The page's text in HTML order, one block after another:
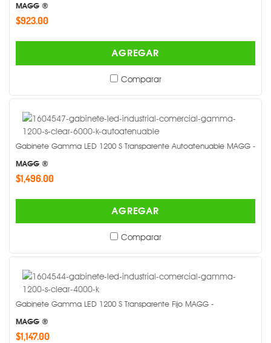
MAGG ®
$923.00
AGREGAR
Comparar
Gabinete Gamma LED 1200 S Transparente Autoatenuable MAGG -
MAGG ®
$1,496.00
AGREGAR
Comparar
Gabinete Gamma LED 1200 S Transparente Fijo MAGG -
MAGG ®
$1,147.00